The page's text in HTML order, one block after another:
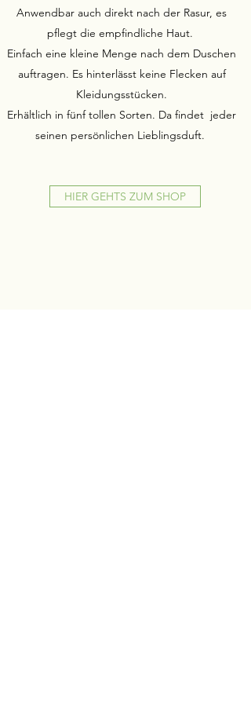
Anwendbar auch direkt nach der Rasur, es
pflegt die empfindliche Haut.
Einfach eine kleine Menge nach dem Duschen
auftragen. Es hinterlässt keine Flecken auf
Kleidungsstücken.
Erhältlich in fünf tollen Sorten. Da findet jeder
seinen persönlichen Lieblingsduft.
HIER GEHTS ZUM SHOP